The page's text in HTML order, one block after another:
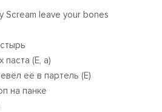
Scream leave your bones
паста (Е, а)
её в партель (Е)
на панке